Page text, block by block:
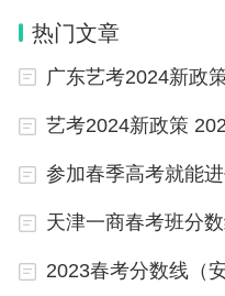
学校占地面积1770亩
学院，建有铝研究院、
研究院和汽车与机电实
训中心，有建设工程管
热门文章
艺考2024新政策
参加春季高考就能